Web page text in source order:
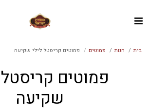
בית חנות פמוטים פמוטים קריסטל לילי שקיעה
פמוטים קריסטל
שקיעה